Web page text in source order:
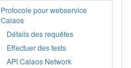
Protocole pour webservice
Calaos
Détails des requêtes
Effectuer des tests
API Calaos Network